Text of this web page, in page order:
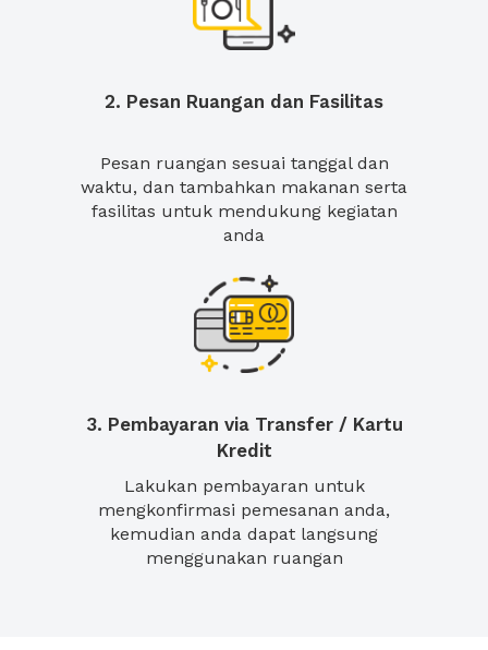
2. Pesan Ruangan dan Fasilitas
Pesan ruangan sesuai tanggal dan
waktu, dan tambahkan makanan serta
fasilitas untuk mendukung kegiatan
anda
3. Pembayaran via Transfer / Kartu
Kredit
Lakukan pembayaran untuk
mengkonfirmasi pemesanan anda,
kemudian anda dapat langsung
menggunakan ruangan